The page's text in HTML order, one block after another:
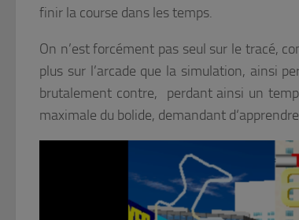
finir la course dans les temps.
On n’est forcément pas seul sur le tracé,
plus sur l’arcade que la simulation, ainsi
brutalement contre, perdant ainsi un
maximale du bolide, demandant